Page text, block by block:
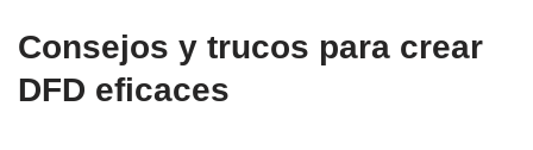
Consejos y trucos para crear
DFD eficaces